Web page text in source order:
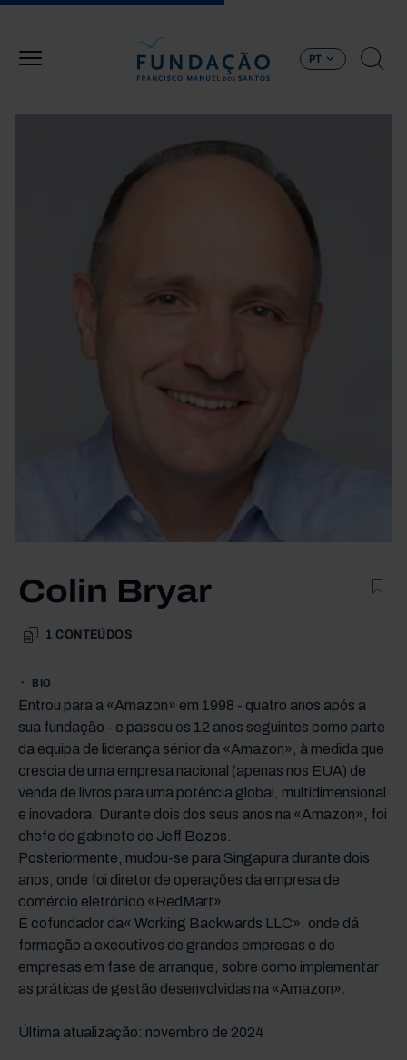
PT
Colin Bryar
1 CONTEÚDOS
BIO
Entrou para a «Amazon» em 1998 - quatro anos após a
sua fundação - e passou os 12 anos seguintes como parte
da equipa de liderança sénior da «Amazon», à medida que
crescia de uma empresa nacional (apenas nos EUA) de
venda de livros para uma potência global, multidimensional
e inovadora. Durante dois dos seus anos na «Amazon», foi
chefe de gabinete de Jeff Bezos.
Posteriormente, mudou-se para Singapura durante dois
anos, onde foi diretor de operações da empresa de
comércio eletrónico «RedMart».
É cofundador da« Working Backwards LLC», onde dá
formação a executivos de grandes empresas e de
empresas em fase de arranque, sobre como implementar
as práticas de gestão desenvolvidas na «Amazon».
Última atualização: novembro de 2024